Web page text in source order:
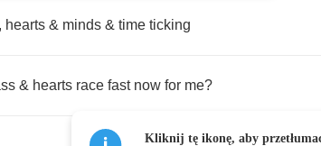
, hearts & minds & time ticking
& hearts race fast now for me?
Kliknij tę ikonę, aby